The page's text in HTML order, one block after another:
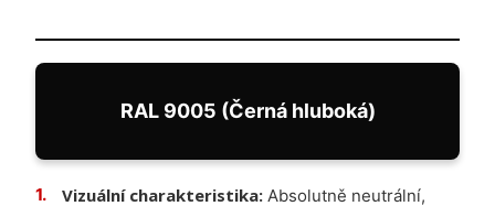
RAL 9005 (Černá hluboká)
Vizuální charakteristika: Absolutně neutrální,